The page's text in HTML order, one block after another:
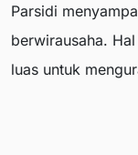
Parsidi
berwirausaha.
luas untuk